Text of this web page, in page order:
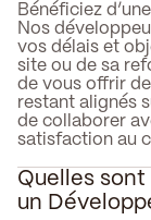
Bénéficiez
Nos
vos délais et
site ou de sa
de vous offrir
restant alignés
de collaborer
satisfaction au
Quelles
un